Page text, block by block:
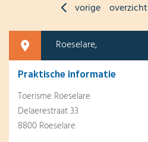
vorige overzicht
Roeselare,
Praktische informatie
Toerisme Roeselare
Delaerestraat 33
8800 Roeselare